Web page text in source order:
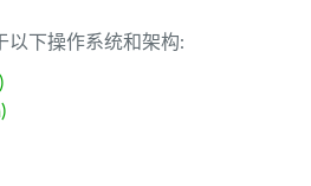
以下操作系统和架构: